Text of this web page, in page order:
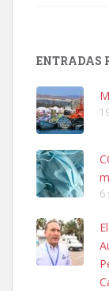
Leales.org »
SHIBA
PERRO MACHO
06/07/2025
Leales.org »
ENTRADAS
6